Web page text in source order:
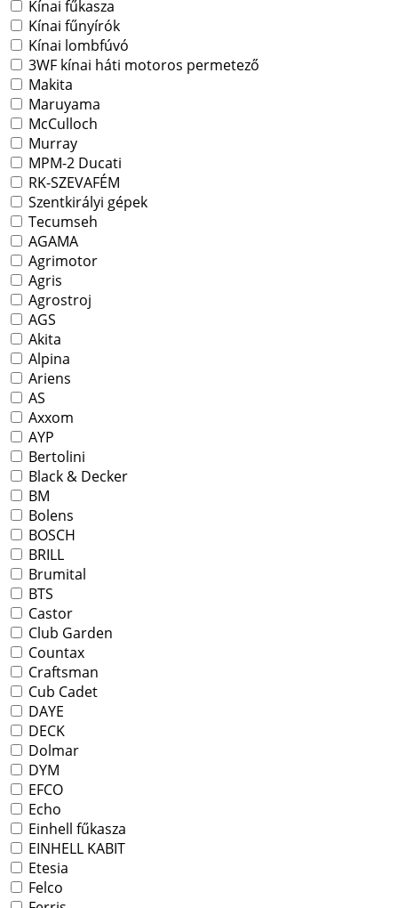
Kínai fűkasza
Kínai fűnyírók
Kínai lombfúvó
3WF kínai háti motoros permetező
Makita
Maruyama
McCulloch
Murray
MPM-2 Ducati
RK-SZEVAFÉM
Szentkirályi gépek
Tecumseh
AGAMA
Agrimotor
Agris
Agrostroj
AGS
Akita
Alpina
Ariens
AS
Axxom
AYP
Bertolini
Black & Decker
BM
Bolens
BOSCH
BRILL
Brumital
BTS
Castor
Club Garden
Countax
Craftsman
Cub Cadet
DAYE
DECK
Dolmar
DYM
EFCO
Echo
Einhell fűkasza
EINHELL KABIT
Etesia
Felco